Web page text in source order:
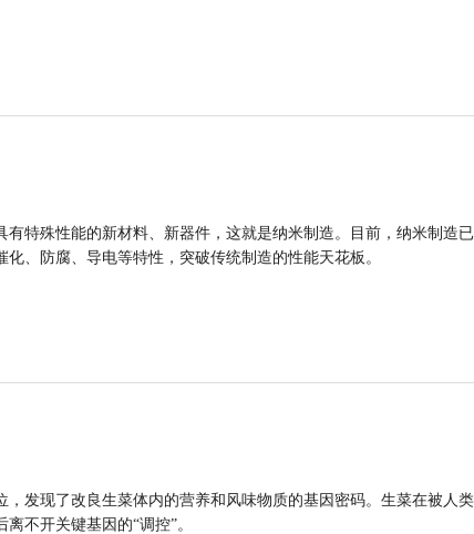
特殊性能的新材料、新器件，这就是纳米制造。目前，纳米制造
、防腐、导电等特性，突破传统制造的性能天花板。
发现了改良生菜体内的营养和风味物质的基因密码。生菜在被人
不开关键基因的“调控”。